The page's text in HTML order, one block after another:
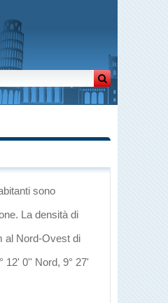
sono
La densità di
al Nord-Ovest di
12' 0'' Nord, 9° 27'